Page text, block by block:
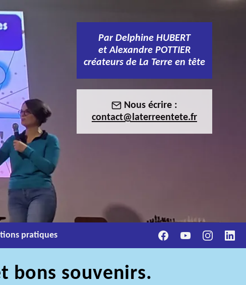
Par Delphine HUBERT
et Alexandre POTTIER
créateurs de La Terre en tête
Nous écrire :
contact@laterreentete.fr
pratiques
bons souvenirs.